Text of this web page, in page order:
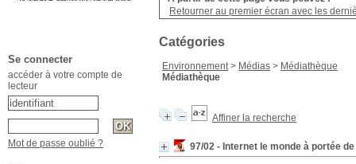
Retourner au premier écran avec les
Catégories
Environnement> Médias > Médiathèque
Médiathèque
Affiner la recherche
97/02 - Internet le monde à portée
Se connecter
accéder à votre compte de
lecteur
Mot de passe oublié ?